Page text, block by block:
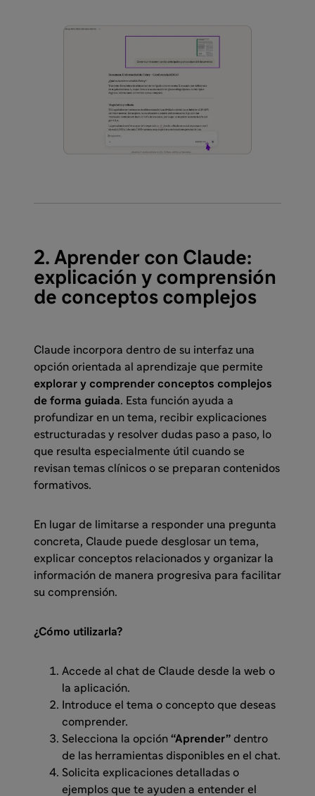
2. Aprender con Claude:
explicación y comprensión
de conceptos complejos
Claude incorpora dentro de su interfaz una
opción orientada al aprendizaje que permite
explorar y comprender conceptos complejos
de forma guiada. Esta función ayuda a
profundizar en un tema, recibir explicaciones
estructuradas y resolver dudas paso a paso, lo
que resulta especialmente útil cuando se
revisan temas clínicos o se preparan contenidos
formativos.
En lugar de limitarse a responder una pregunta
concreta, Claude puede desglosar un tema,
explicar conceptos relacionados y organizar la
información de manera progresiva para facilitar
su comprensión.
¿Cómo utilizarla?
Accede al chat de Claude desde la web o
la aplicación.
Introduce el tema o concepto que deseas
comprender.
Selecciona la opción “Aprender” dentro
de las herramientas disponibles en el chat.
Solicita explicaciones detalladas o
ejemplos que te ayuden a entender el